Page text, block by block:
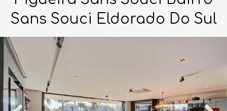
Sans Souci Eldorado Do Sul